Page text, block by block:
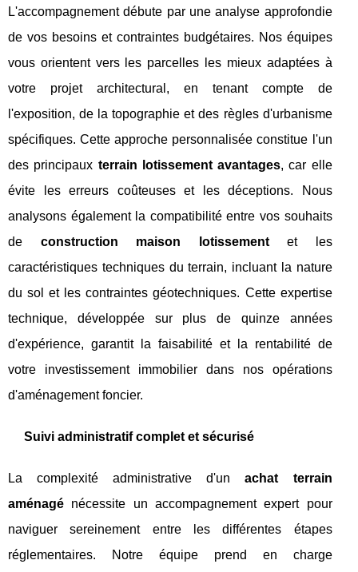
L'accompagnement débute par une analyse approfondie
de vos besoins et contraintes budgétaires. Nos équipes
vous orientent vers les parcelles les mieux adaptées à
votre projet architectural, en tenant compte de
l'exposition, de la topographie et des règles d'urbanisme
spécifiques. Cette approche personnalisée constitue l'un
des principaux terrain lotissement avantages, car elle
évite les erreurs coûteuses et les déceptions. Nous
analysons également la compatibilité entre vos souhaits
de construction maison lotissementet les
caractéristiques techniques du terrain, incluant la nature
du sol et les contraintes géotechniques. Cette expertise
technique, développée sur plus de quinze années
d'expérience, garantit la faisabilité et la rentabilité de
votre investissement immobilier dans nos opérations
d'aménagement foncier.
Suivi administratif complet et sécurisé
La complexité administrative d'unachat terrain
aménagé nécessite un accompagnement expert pour
naviguer sereinement entre les différentes étapes
réglementaires. Notre équipe prend en charge